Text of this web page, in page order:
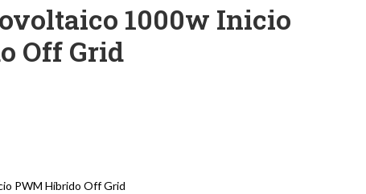
1000w Inicio
Off Grid
PWM Híbrido Off Grid